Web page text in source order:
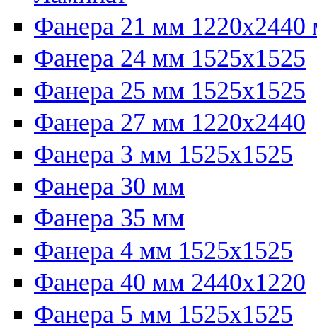
Фанера 21 мм 1220х2440
Фанера 24 мм 1525х1525
Фанера 25 мм 1525х1525
Фанера 27 мм 1220х2440
Фанера 3 мм 1525х1525
Фанера 30 мм
Фанера 35 мм
Фанера 4 мм 1525х1525
Фанера 40 мм 2440х1220
Фанера 5 мм 1525х1525